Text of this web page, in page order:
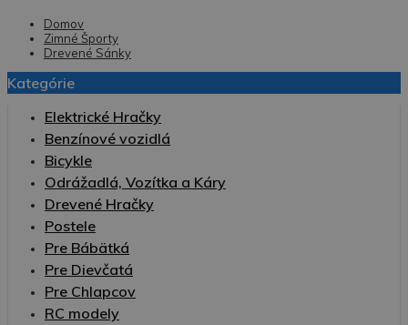
Domov
Zimné Športy
Drevené Sánky
Kategórie
Elektrické Hračky
Benzínové vozidlá
Bicykle
Odrážadlá, Vozítka a Káry
Drevené Hračky
Postele
Pre Bábätká
Pre Dievčatá
Pre Chlapcov
RC modely